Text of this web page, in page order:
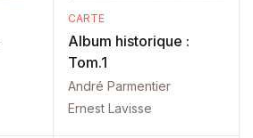
CARTE
Album historique :
Tom.1
André Parmentier
Ernest Lavisse